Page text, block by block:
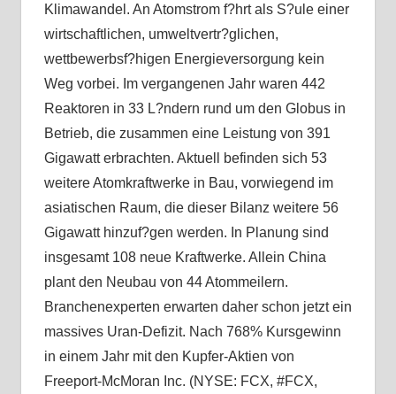
Klimawandel. An Atomstrom f?hrt als S?ule einer
wirtschaftlichen, umweltvertr?glichen,
wettbewerbsf?higen Energieversorgung kein
Weg vorbei. Im vergangenen Jahr waren 442
Reaktoren in 33 L?ndern rund um den Globus in
Betrieb, die zusammen eine Leistung von 391
Gigawatt erbrachten. Aktuell befinden sich 53
weitere Atomkraftwerke in Bau, vorwiegend im
asiatischen Raum, die dieser Bilanz weitere 56
Gigawatt hinzuf?gen werden. In Planung sind
insgesamt 108 neue Kraftwerke. Allein China
plant den Neubau von 44 Atommeilern.
Branchenexperten erwarten daher schon jetzt ein
massives Uran-Defizit. Nach 768% Kursgewinn
in einem Jahr mit den Kupfer-Aktien von
Freeport-McMoran Inc. (NYSE: FCX, #FCX,